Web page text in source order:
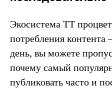
Экосистема TT
потребления контента
день, вы можете
почему самый
публиковать часто и